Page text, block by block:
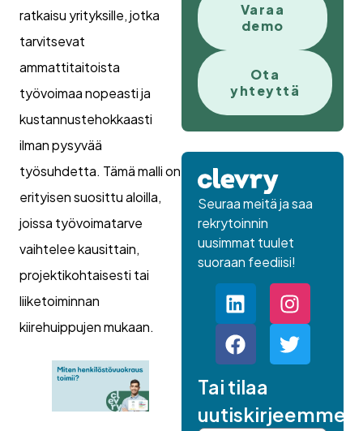
ratkaisu yrityksille, jotka
tarvitsevat
ammattitaitoista
työvoimaa nopeasti ja
kustannustehokkaasti
ilman pysyvää
työsuhdetta. Tämä malli on
erityisen suosittu aloilla,
joissa työvoimatarve
vaihtelee kausittain,
projektikohtaisesti tai
liiketoiminnan
kiirehuippujen mukaan.
Varaa
demo
Ota
yhteyttä
Seuraa meitä ja saa
rekrytoinnin
uusimmat tuulet
suoraan feediisi!
Tai tilaa
uutiskirjeemme.